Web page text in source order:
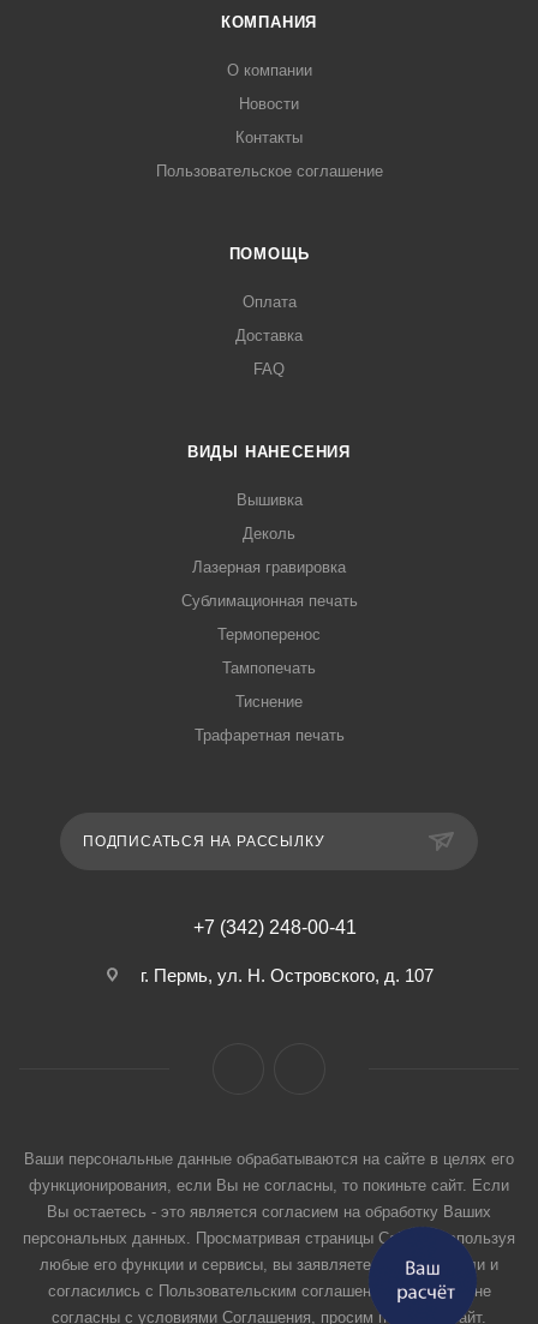
КОМПАНИЯ
О компании
Новости
Контакты
Пользовательское соглашение
ПОМОЩЬ
Оплата
Доставка
FAQ
ВИДЫ НАНЕСЕНИЯ
Вышивка
Деколь
Лазерная гравировка
Сублимационная печать
Термоперенос
Тампопечать
Тиснение
Трафаретная печать
ПОДПИСАТЬСЯ НА РАССЫЛКУ
+7 (342) 248-00-41
г. Пермь, ул. Н. Островского, д. 107
Ваши персональные данные обрабатываются на сайте в целях его
функционирования, если Вы не согласны, то покиньте сайт. Если
Вы остаетесь - это является согласием на обработку Ваших
персональных данных. Просматривая страницы Сайта и используя
любые его функции и сервисы, вы заявляете, что прочитали и
согласились с Пользовательским соглашением. Если вы не
согласны с условиями Соглашения, просим покинуть Сайт.